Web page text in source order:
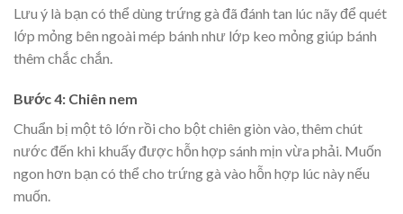
Lưu ý là bạn có thể dùng trứng gà đã đánh tan lúc nãy để quét
lớp mỏng bên ngoài mép bánh như lớp keo mỏng giúp bánh
thêm chắc chắn.
Bước 4: Chiên nem
Chuẩn bị một tô lớn rồi cho bột chiên giòn vào, thêm chút
nước đến khi khuấy được hỗn hợp sánh mịn vừa phải. Muốn
ngon hơn bạn có thể cho trứng gà vào hỗn hợp lúc này nếu
muốn.